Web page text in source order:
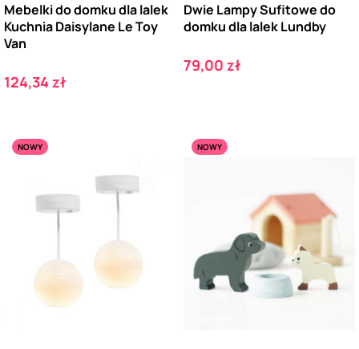
Mebelki do domku dla lalek
Kuchnia Daisylane Le Toy
Van
Cena
124,34 zł
Dwie Lampy Sufitowe do
domku dla lalek Lundby
Cena
79,00 zł
NOWY NOWY